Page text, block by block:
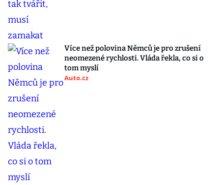
Více než polovina Němců je pro zrušení
neomezené rychlosti. Vláda řekla, co si o
tom myslí
Auto.cz